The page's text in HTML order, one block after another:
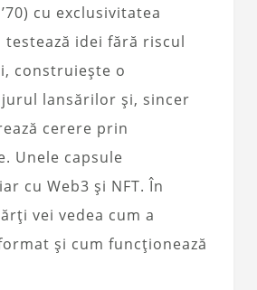
cu exclusivitatea
testează idei fără riscul
construiește o
lansărilor și, sincer
cerere prin
Unele capsule
cu Web3 și NFT. În
vei vedea cum a
și cum funcționează